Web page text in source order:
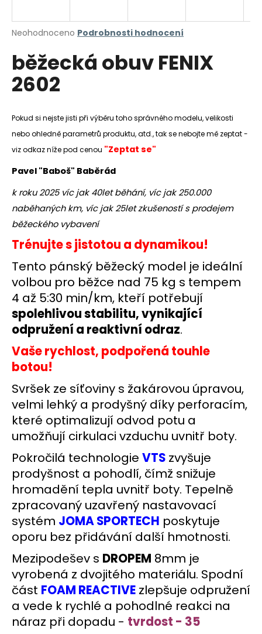
Průměrné
produktu
je
0,0
z
Neohodnoceno Podrobnosti hodnocení
běžecká obuv FENIX
2602
Pokud si nejste jisti při výběru toho správného modelu, velikosti
nebo ohledně parametrů produktu, atd., tak se nebojte mě zeptat -
viz odkaz níže pod cenou "Zeptat se"
Pavel "Baboš" Baběrád
k roku 2025 víc jak 40let běhání, víc jak 250.000
naběhaných km, víc jak 25let zkušeností s prodejem
běžeckého vybavení
Trénujte s jistotou a dynamikou!
Tento pánský běžecký model je ideální
volbou pro běžce nad 75 kg s tempem
4 až 5:30 min/km, kteří potřebují
spolehlivou stabilitu, vynikající
odpružení a reaktivní odraz.
Vaše rychlost, podpořená touhle
botou!
Svršek ze síťoviny s žakárovou úpravou,
velmi lehký a prodyšný díky perforacím,
které optimalizují odvod potu a
umožňují cirkulaci vzduchu uvnitř boty.
Pokročilá technologie VTS zvyšuje
prodyšnost a pohodlí, čímž snižuje
hromadění tepla uvnitř boty. Tepelně
zpracovaný uzavřený nastavovací
systém JOMA SPORTECH poskytuje
oporu bez přidávání další hmotnosti.
Mezipodešev s DROPEM 8mm je
vyrobená z dvojitého materiálu. Spodní
část FOAM REACTIVE zlepšuje odpružení
a vede k rychlé a pohodlné reakci na
náraz při dopadu - tvrdost - 35
j
t
?
HLEDAT
D
o
p
o
r
u
č
u
j
e
m
e
BĚŽECKÁ
BUNDA
RONHILL
STRIDE
SUNDOWN
JACKET
2
199
Původně:
3
000
Kč